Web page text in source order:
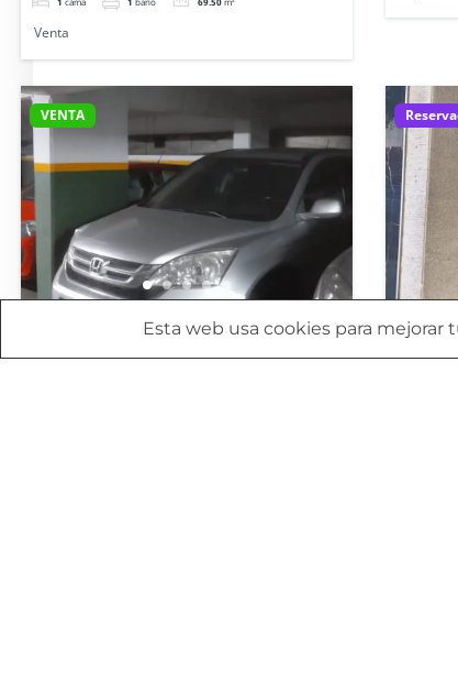
Venta
VENTA
VENTA COCHERA EN BARRIO
NORTE. URIBURU 1000 U$19000
Esta web usa cookies para